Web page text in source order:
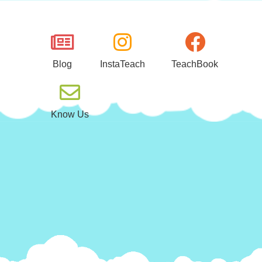
Blog InstaTeach TeachBook
Know Us